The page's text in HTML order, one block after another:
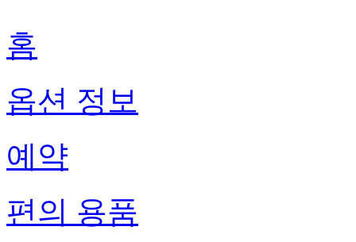
홈
옵션 정보
예약
편의 용품